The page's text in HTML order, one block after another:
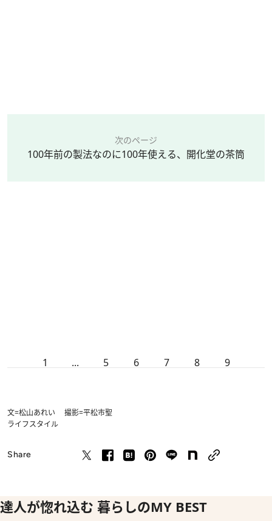
次のページ
100年前の製法なのに100年使える、開化堂の茶筒
1 ... 5 6 7 8 9
文=松山あれい 撮影=平松市聖
ライフスタイル
Share
達人が惚れ込む 暮らしのMY BEST